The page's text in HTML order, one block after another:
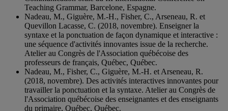
Teaching Grammar, Barcelone, Espagne.
Nadeau, M., Giguère, M.-H., Fisher, C., Arseneau, R. et
Quevillon Lacasse, C. (2018, novembre). Enseigner la
syntaxe et la ponctuation de façon dynamique et interactive :
une séquence d'activités innovantes issue de la recherche.
Atelier au Congrès de l'Association québécoise des
professeurs de français, Québec, Québec.
Nadeau, M., Fisher, C., Giguère, M.-H. et Arseneau, R.
(2018, novembre). Des activités interactives innovantes pour
travailler la ponctuation et la syntaxe. Atelier au Congrès de
l'Association québécoise des enseignantes et des enseignants
du primaire, Québec, Québec.